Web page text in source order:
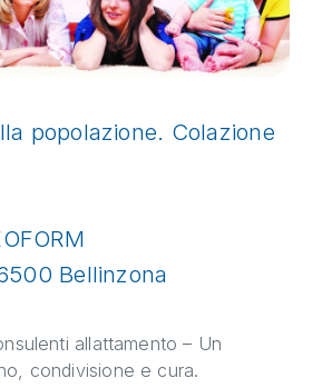
popolazione. Colazione
Bellinzona
allattamento – Un
condivisione e cura.